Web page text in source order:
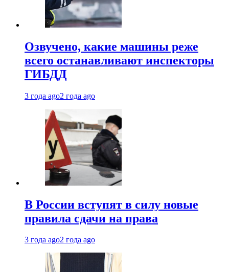
Озвучено, какие машины реже
всего останавливают инспекторы
ГИБДД
3 года ago2 года ago
В России вступят в силу новые
правила сдачи на права
3 года ago2 года ago